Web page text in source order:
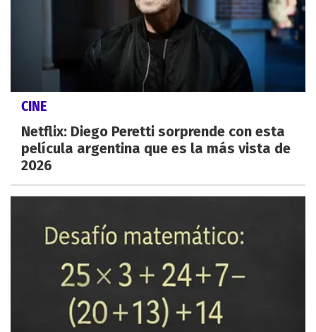
CINE
Netflix: Diego Peretti sorprende con esta
película argentina que es la más vista de
2026